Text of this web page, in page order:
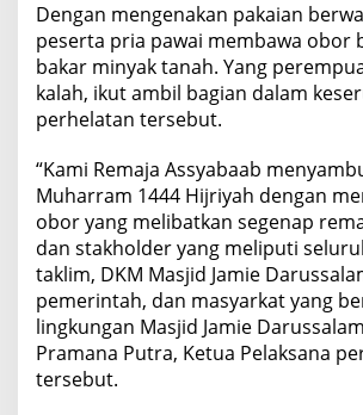
Dengan mengenakan pakaian
peserta pria pawai membawa obor
bakar minyak tanah. Yang
kalah, ikut ambil bagian dalam
perhelatan tersebut.
“Kami Remaja Assyabaab
Muharram 1444 Hijriyah dengan
obor yang melibatkan segenap
dan stakholder yang meliputi
taklim, DKM Masjid Jamie
pemerintah, dan masyarkat yang
lingkungan Masjid Jamie
Pramana Putra, Ketua Pelaksana
tersebut.